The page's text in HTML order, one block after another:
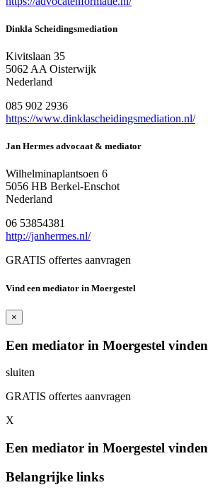
Dinkla Scheidingsmediation
Kivitslaan 35
5062 AA Oisterwijk
Nederland
085 902 2936
https://www.dinklascheidingsmediation.nl/
Jan Hermes advocaat & mediator
Wilhelminaplantsoen 6
5056 HB Berkel-Enschot
Nederland
06 53854381
http://janhermes.nl/
GRATIS offertes aanvragen
Vind een mediator in Moergestel
×
Een mediator in Moergestel vinden
sluiten
GRATIS offertes aanvragen
X
Een mediator in Moergestel vinden
Belangrijke links